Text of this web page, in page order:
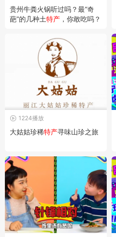
贵州牛粪火锅听过吗？最“奇
葩”的几种土特产 ，你敢吃吗？
1224播放
大姑姑珍稀特产寻味山珍之旅